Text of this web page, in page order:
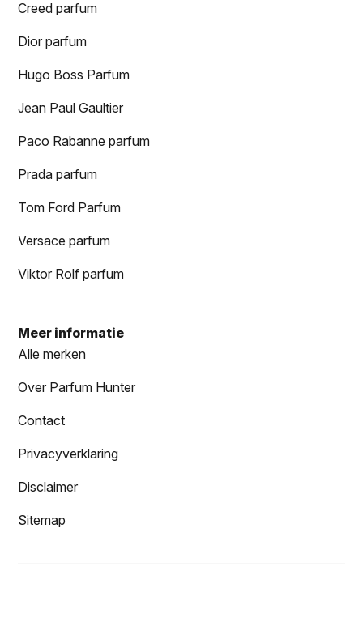
Creed parfum
Dior parfum
Hugo Boss Parfum
Jean Paul Gaultier
Paco Rabanne parfum
Prada parfum
Tom Ford Parfum
Versace parfum
Viktor Rolf parfum
Meer informatie
Alle merken
Over Parfum Hunter
Contact
Privacyverklaring
Disclaimer
Sitemap